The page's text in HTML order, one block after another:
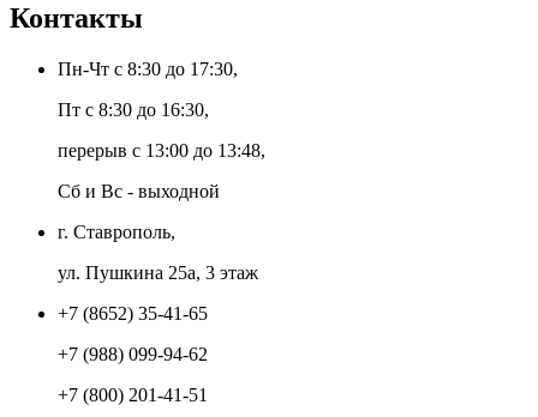
Контакты
Пн-Чт с 8:30 до 17:30,
Пт с 8:30 до 16:30,
перерыв с 13:00 до 13:48,
Сб и Вс - выходной
г. Ставрополь,
ул. Пушкина 25а, 3 этаж
+7 (8652) 35-41-65
+7 (988) 099-94-62
+7 (800) 201-41-51